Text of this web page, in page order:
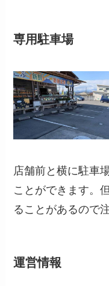
専用駐車場
店舗前と横に駐車
ことができます。
ることがあるので
運営情報